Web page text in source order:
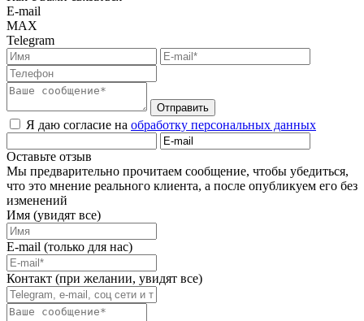
E-mail
MAX
Telegram
Отправить
Я даю согласие на обработку персональных данных
Оставьте отзыв
Мы предварительно прочитаем сообщение, чтобы убедиться,
что это мнение реального клиента, а после опубликуем его без
изменений
Имя (увидят все)
E-mail (только для нас)
Контакт (при желании, увидят все)